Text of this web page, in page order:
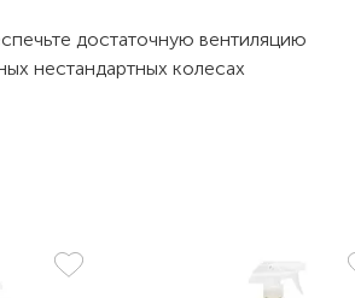
достаточную вентиляцию
нестандартных колесах